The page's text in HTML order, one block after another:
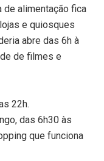
de alimentação fica
e quiosques
abre das 6h à
de filmes e
22h.
das 6h30 às
que funciona